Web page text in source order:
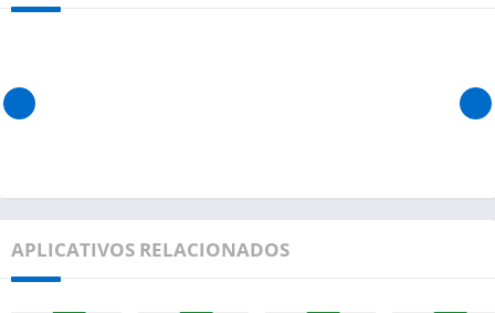
APLICATIVOS RELACIONADOS